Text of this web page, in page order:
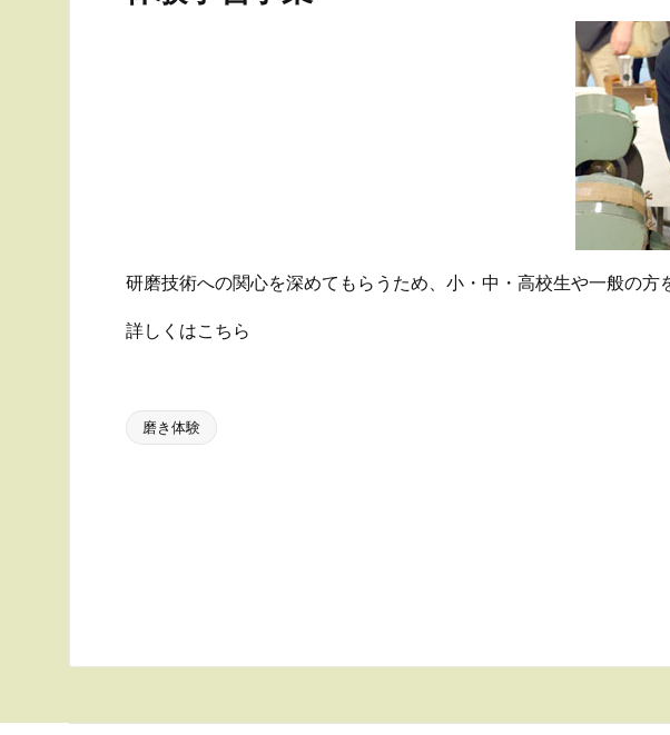
研磨技術への関心を深めてもらうため、小・中・高校生や一般の
詳しくはこちら
Tags:
磨き体験